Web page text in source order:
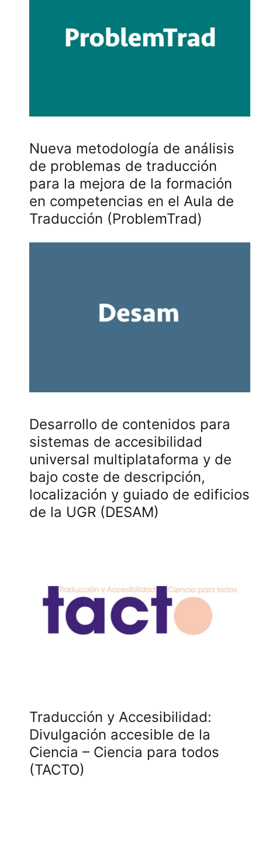
Nueva metodología de análisis
de problemas de traducción
para la mejora de la formación
en competencias en el Aula de
Traducción (ProblemTrad)
Desarrollo de contenidos para
sistemas de accesibilidad
universal multiplataforma y de
bajo coste de descripción,
localización y guiado de edificios
de la UGR (DESAM)
Traducción y Accesibilidad:
Divulgación accesible de la
Ciencia – Ciencia para todos
(TACTO)